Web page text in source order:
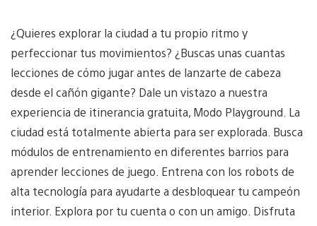
¿Quieres explorar la ciudad a tu propio ritmo y
perfeccionar tus movimientos? ¿Buscas unas cuantas
lecciones de cómo jugar antes de lanzarte de cabeza
desde el cañón gigante? Dale un vistazo a nuestra
experiencia de itinerancia gratuita, Modo Playground. La
ciudad está totalmente abierta para ser explorada. Busca
módulos de entrenamiento en diferentes barrios para
aprender lecciones de juego. Entrena con los robots de
alta tecnología para ayudarte a desbloquear tu campeón
interior. Explora por tu cuenta o con un amigo. Disfruta